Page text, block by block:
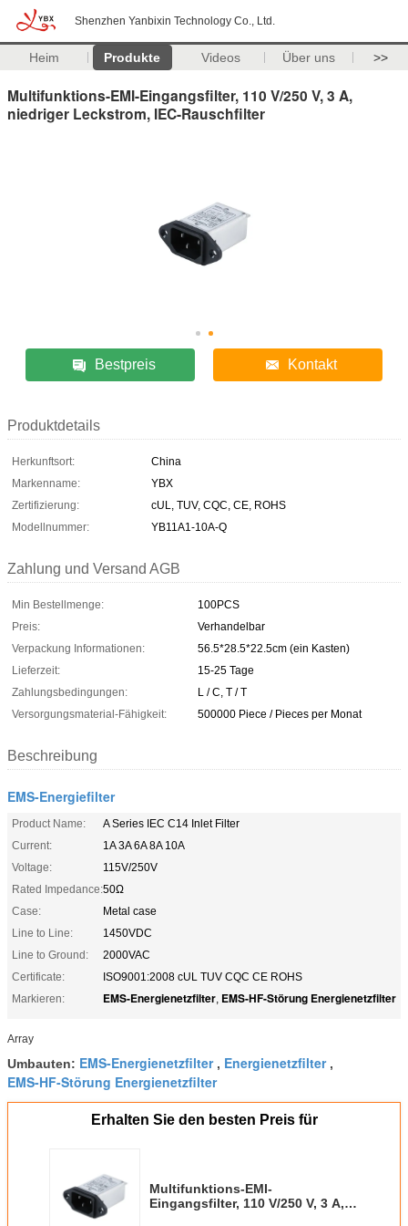
Shenzhen Yanbixin Technology Co., Ltd.
Heim Produkte Videos Über uns >>
Multifunktions-EMI-Eingangsfilter, 110 V/250 V, 3 A,
niedriger Leckstrom, IEC-Rauschfilter
Bestpreis Kontakt
Produktdetails
Herkunftsort:
China
Markenname:
YBX
Zertifizierung:
cUL, TUV, CQC, CE, ROHS
Modellnummer:
YB11A1-10A-Q
Zahlung und Versand AGB
Min Bestellmenge:
100PCS
Preis:
Verhandelbar
Verpackung Informationen:
56.5*28.5*22.5cm (ein Kasten)
Lieferzeit:
15-25 Tage
Zahlungsbedingungen:
L / C, T / T
Versorgungsmaterial-Fähigkeit:
500000 Piece / Pieces per Monat
Beschreibung
EMS-Energiefilter
Product Name:
A Series IEC C14 Inlet Filter
Current:
1A 3A 6A 8A 10A
Voltage:
115V/250V
Rated Impedance:50Ω
Case:
Metal case
Line to Line:
1450VDC
Line to Ground:
2000VAC
Certificate:
ISO9001:2008 cUL TUV CQC CE ROHS
Markieren:
EMS-Energienetzfilter, EMS-HF-Störung Energienetzfilter
Array
Umbauten: EMS-Energienetzfilter, Energienetzfilter,
EMS-HF-Störung Energienetzfilter
Erhalten Sie den besten Preis für
Multifunktions-EMI-
Eingangsfilter, 110 V/250 V, 3 A,